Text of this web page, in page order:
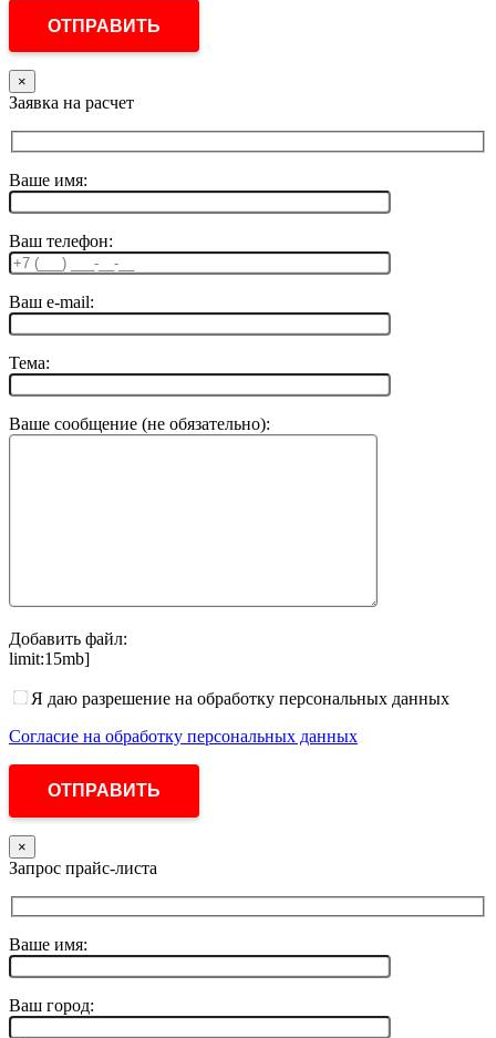
×
Заявка на расчет
Ваше имя:
Ваш телефон:
Ваш e-mail:
Тема:
Ваше сообщение (не обязательно):
Добавить файл:
limit:15mb]
Я даю разрешение на обработку персональных данных
Согласие на обработку персональных данных
×
Запрос прайс-листа
Ваше имя:
Ваш город: